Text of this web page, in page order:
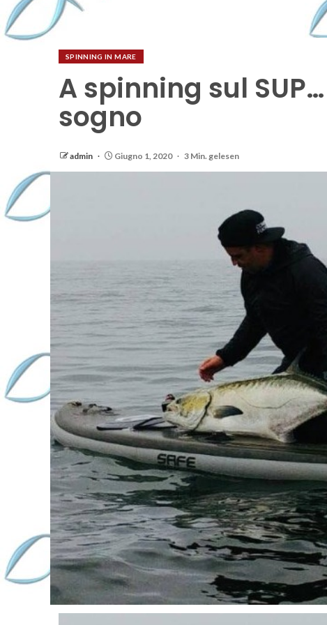
SPINNING IN MARE
A spinning sul
sogno
admin Giugno 1, 2020 3 Min. gelesen